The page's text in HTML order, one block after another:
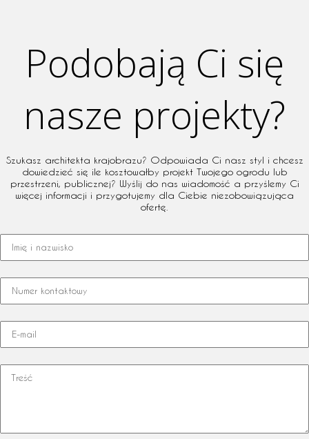
Podobają Ci się
nasze projekty?
Szukasz architekta krajobrazu? Odpowiada Ci nasz styl i chcesz
dowiedzieć się ile kosztowałby projekt Twojego ogrodu lub
przestrzeni, publicznej? Wyślij do nas wiadomość a przyślemy Ci
więcej informacji i przygotujemy dla Ciebie niezobowiązująca
ofertę.